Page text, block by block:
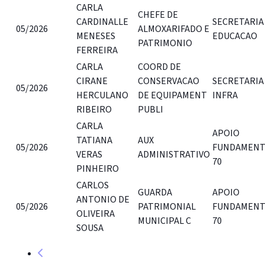
05/2026
CARLA
CARDINALLE
MENESES
FERREIRA
CHEFE DE
ALMOXARIFADO E
PATRIMONIO
EDUCACAO
05/2026
CARLA
CIRANE
HERCULANO
RIBEIRO
COORD DE
CONSERVACAO
DE EQUIPAMENT
PUBLI
INFRA
05/2026
CARLA
TATIANA
VERAS
PINHEIRO
AUX
ADMINISTRATIVO
APOIO
70
05/2026
CARLOS
ANTONIO DE
OLIVEIRA
SOUSA
GUARDA
PATRIMONIAL
MUNICIPAL C
APOIO
70